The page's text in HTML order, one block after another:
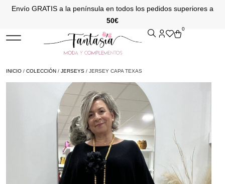
Envío GRATIS a la península en todos los pedidos superiores a
50€
0
INICIO / COLECCIÓN / JERSEYS / JERSEY CAPA TEXAS